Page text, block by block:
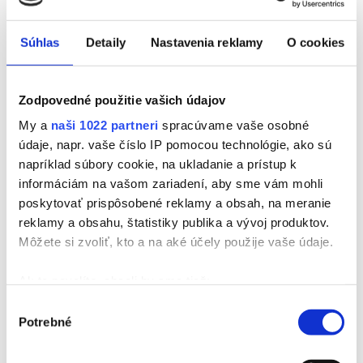
Súhlas Detaily Nastavenia reklamy O cookies
Zodpovedné použitie vašich údajov
My a naši 1022 partneri spracúvame vaše osobné
údaje, napr. vaše číslo IP pomocou technológie, ako sú
napríklad súbory cookie, na ukladanie a prístup k
informáciám na vašom zariadení, aby sme vám mohli
poskytovať prispôsobené reklamy a obsah, na meranie
reklamy a obsahu, štatistiky publika a vývoj produktov.
Môžete si zvoliť, kto a na aké účely použije vaše údaje.
polohe s presnosťou na niekoľko metrov
súhlasu
Potrebné
Bezplatná telefonická konzultácia
Prístrojová analýza pleti
Telové ošetrenia
Odstránenie celulitídy